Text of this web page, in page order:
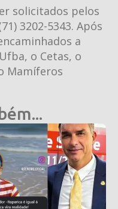
solicitados pelos
3202-5343. Após
a
o Cetas, o
Mamíferos